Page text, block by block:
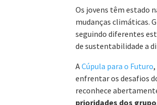
Os jovens têm estado
mudanças climáticas.
seguindo diferentes
de sustentabilidade a
ACúpula para o Futuro
enfrentar os desafios
reconhece
prioridades dos